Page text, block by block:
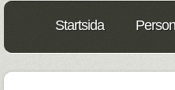
Startsida